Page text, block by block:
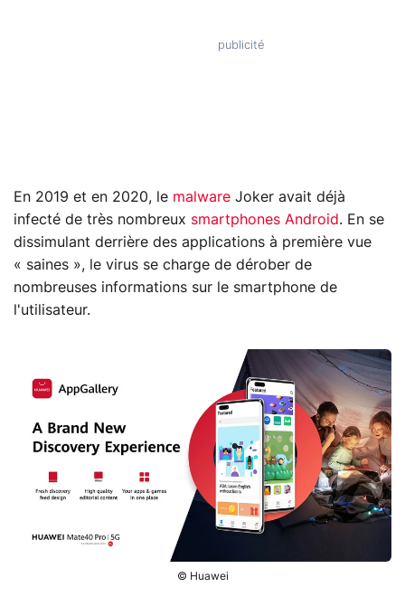
En 2019 et en 2020, le malware Joker avait déjà
infecté de très nombreux smartphones Android. En se
dissimulant derrière des applications à première vue
« saines », le virus se charge de dérober de
nombreuses informations sur le smartphone de
l'utilisateur.
© Huawei